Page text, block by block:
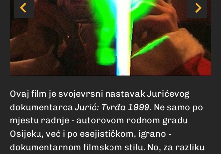
Ovaj film je svojevrsni nastavak Jurićevog
dokumentarca Jurić: Tvrđa 1999. Ne samo po
mjestu radnje - autorovom rodnom gradu
Osijeku, već i po esejističkom, igrano -
dokumentarnom filmskom stilu. No, za razliku